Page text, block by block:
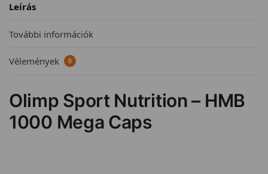
Leírás
További információk
Vélemények 0
Olimp Sport Nutrition – HMB
1000 Mega Caps